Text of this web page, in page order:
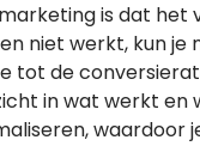
is dat
niet werkt, kun
de
in wat werkt